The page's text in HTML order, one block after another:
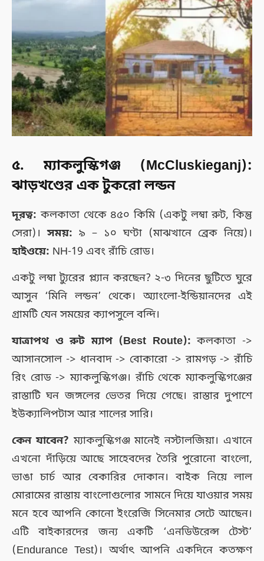
৫. ম্যাকলুস্কিগঞ্জ (McCluskieganj):
ঝাড়খণ্ডের এক টুকরো লন্ডন
দূরত্ব: কলকাতা থেকে ৪৫০ কিমি (একটু লম্বা রুট, কিন্তু
সেরা)।সময়: ৯ – ১০ ঘণ্টা (মাঝখানে ব্রেক নিয়ে)।
হাইওয়ে: NH-19 এবং রাঁচি রোড।
একটু লম্বা ট্যুরের প্ল্যান করছেন? ২-৩ দিনের ছুটিতে ঘুরে
আসুন ‘মিনি লন্ডন’ থেকে। অ্যাংলো-ইন্ডিয়ানদের এই
গ্রামটি যেন সময়ের ক্যাপসুলে বন্দি।
যাত্রাপথ ও রুট ম্যাপ (Best Route): কলকাতা ->
আসানসোল -> ধানবাদ -> বোকারো -> রামগড় -> রাঁচি
রিং রোড -> ম্যাকলুস্কিগঞ্জ। রাঁচি থেকে ম্যাকলুস্কিগঞ্জের
রাস্তাটি ঘন জঙ্গলের ভেতর দিয়ে গেছে। রাস্তার দুপাশে
ইউক্যালিপটাস আর শালের সারি।
কেন যাবেন? ম্যাকলুস্কিগঞ্জ মানেই নস্টালজিয়া। এখানে
এখনো দাঁড়িয়ে আছে সাহেবদের তৈরি পুরোনো বাংলো,
ভাঙা চার্চ আর বেকারির দোকান। বাইক নিয়ে লাল
মোরামের রাস্তায় বাংলোগুলোর সামনে দিয়ে যাওয়ার সময়
মনে হবে আপনি কোনো ইংরেজি সিনেমার সেটে আছেন।
এটি বাইকারদের জন্য একটি ‘এনডিউরেন্স টেস্ট’
(Endurance Test)। অর্থাৎ আপনি একদিনে কতক্ষণ